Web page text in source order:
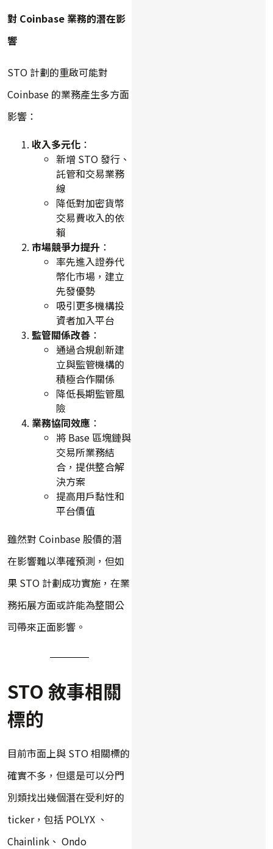
對 Coinbase 業務的潛在影
響
STO 計劃的重啟可能對
Coinbase 的業務產生多方面
影響：
收入多元化 ：
新增 STO 發行、
託管和交易業務
線
降低對加密貨幣
交易費收入的依
賴
市場競爭力提升 ：
率先進入證券代
幣化市場，建立
先發優勢
吸引更多機構投
資者加入平台
監管關係改善 ：
通過合規創新建
立與監管機構的
積極合作關係
降低長期監管風
險
業務協同效應 ：
將 Base 區塊鏈與
交易所業務結
合，提供整合解
決方案
提高用戶黏性和
平台價值
雖然對 Coinbase 股價的潛
在影響難以準確預測，但如
果 STO 計劃成功實施，在業
務拓展方面或許能為整間公
司帶來正面影響。
STO 敘事相關
標的
目前市面上與 STO 相關標的
確實不多，但還是可以分門
別類找出幾個潛在受利好的
ticker，包括 POLYX 、
Chainlink、 Ondo